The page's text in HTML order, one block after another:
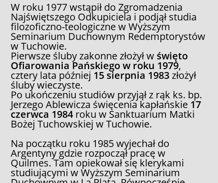
W roku 1977 wstąpił do Zgromadzenia
Najświętszego Odkupiciela i podjął studia
filozoficzno-teologiczne w Wyższym
Seminarium Duchownym Redemptorystów
w Tuchowie.
Pierwsze śluby zakonne złożył w święto
Ofiarowania Pańskiego w roku 1979,
cztery lata później 15 sierpnia 1983złożył
śluby wieczyste.
Po ukończeniu studiów przyjął z rąk ks. bp.
Jerzego Ablewicza święcenia kapłańskie 17
czerwca 1984 roku w Sanktuarium Matki
Bożej Tuchowskiej w Tuchowie.
Na początku roku 1985 wyjechał do
Argentyny gdzie rozpoczął pracę w
Quilmes. Tam opiekował się klerykami
studiującymi w Wyższym Seminarium